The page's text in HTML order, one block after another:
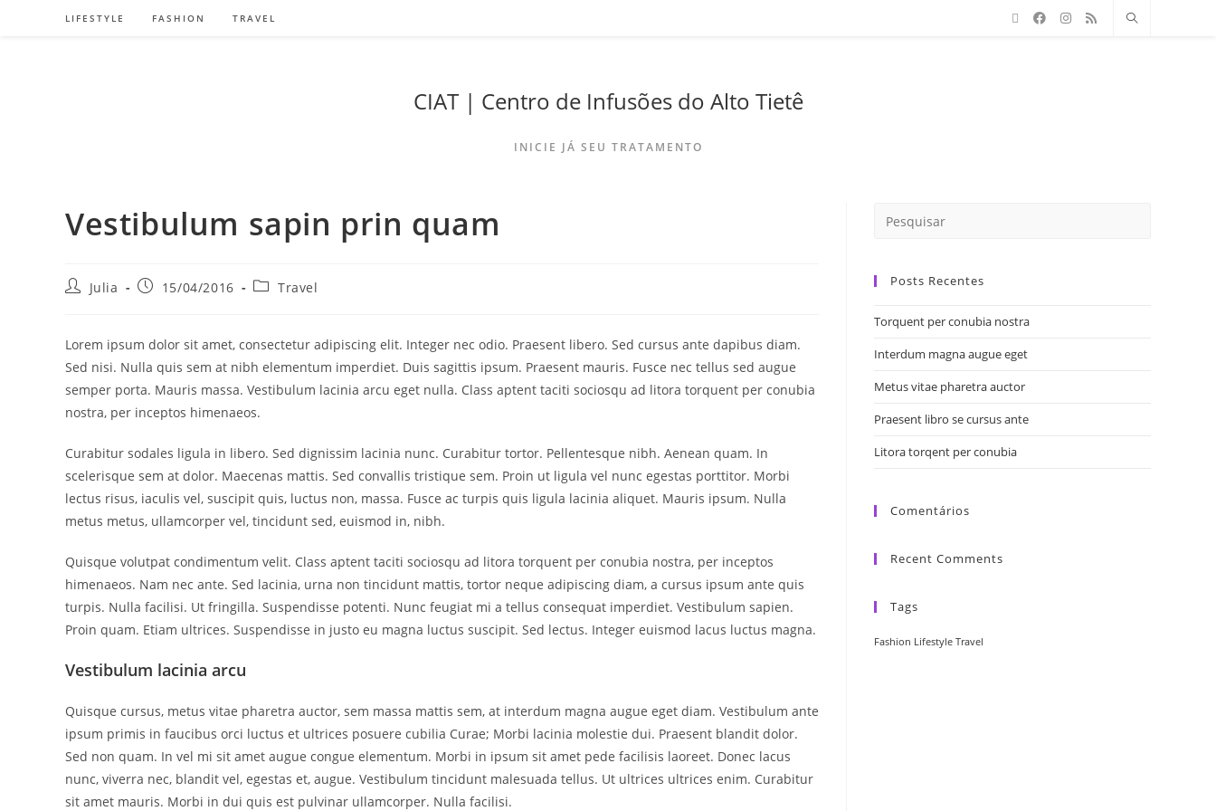
LIFESTYLE FASHION TRAVEL
CIAT | Centro de Infusões do Alto Tietê
INICIE JÁ SEU TRATAMENTO
Vestibulum sapin prin quam
Julia 15/04/2016 Travel
Lorem ipsum dolor sit amet, consectetur adipiscing elit. Integer nec odio. Praesent libero. Sed cursus ante dapibus diam.
Sed nisi. Nulla quis sem at nibh elementum imperdiet. Duis sagittis ipsum. Praesent mauris. Fusce nec tellus sed augue
semper porta. Mauris massa. Vestibulum lacinia arcu eget nulla. Class aptent taciti sociosqu ad litora torquent per conubia
nostra, per inceptos himenaeos.
Curabitur sodales ligula in libero. Sed dignissim lacinia nunc. Curabitur tortor. Pellentesque nibh. Aenean quam. In
scelerisque sem at dolor. Maecenas mattis. Sed convallis tristique sem. Proin ut ligula vel nunc egestas porttitor. Morbi
lectus risus, iaculis vel, suscipit quis, luctus non, massa. Fusce ac turpis quis ligula lacinia aliquet. Mauris ipsum. Nulla
metus metus, ullamcorper vel, tincidunt sed, euismod in, nibh.
Quisque volutpat condimentum velit. Class aptent taciti sociosqu ad litora torquent per conubia nostra, per inceptos
himenaeos. Nam nec ante. Sed lacinia, urna non tincidunt mattis, tortor neque adipiscing diam, a cursus ipsum ante quis
turpis. Nulla facilisi. Ut fringilla. Suspendisse potenti. Nunc feugiat mi a tellus consequat imperdiet. Vestibulum sapien.
Proin quam. Etiam ultrices. Suspendisse in justo eu magna luctus suscipit. Sed lectus. Integer euismod lacus luctus magna.
Vestibulum lacinia arcu
Quisque cursus, metus vitae pharetra auctor, sem massa mattis sem, at interdum magna augue eget diam. Vestibulum ante
ipsum primis in faucibus orci luctus et ultrices posuere cubilia Curae; Morbi lacinia molestie dui. Praesent blandit dolor.
Sed non quam. In vel mi sit amet augue congue elementum. Morbi in ipsum sit amet pede facilisis laoreet. Donec lacus
nunc, viverra nec, blandit vel, egestas et, augue. Vestibulum tincidunt malesuada tellus. Ut ultrices ultrices enim. Curabitur
sit amet mauris. Morbi in dui quis est pulvinar ullamcorper. Nulla facilisi.
Posts Recentes
Torquent per conubia nostra
Interdum magna augue eget
Metus vitae pharetra auctor
Praesent libro se cursus ante
Litora torqent per conubia
Comentários
Recent Comments
Tags
Fashion Lifestyle Travel